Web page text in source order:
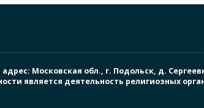
Московская обл., г. Подольск, д.
является деятельность религиозных